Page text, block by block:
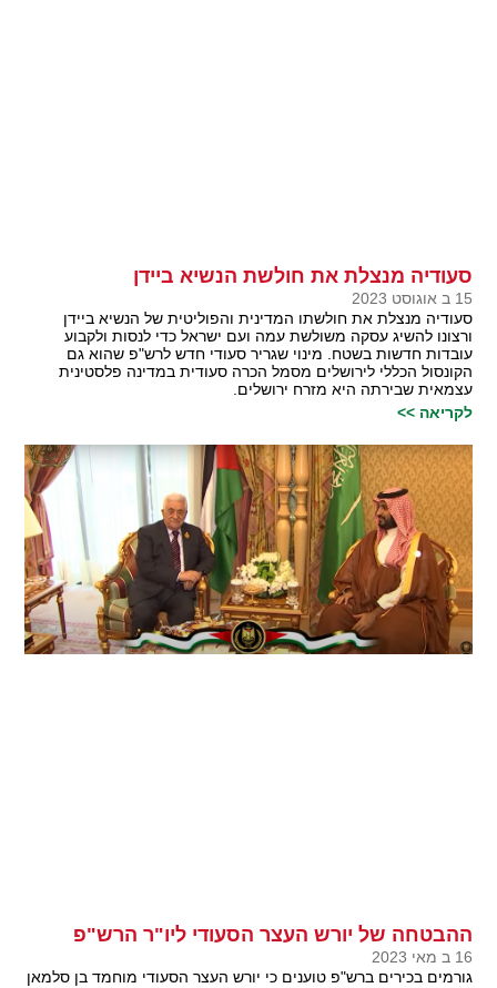
סעודיה מנצלת את חולשת הנשיא ביידן
15 ב אוגוסט 2023
סעודיה מנצלת את חולשתו המדינית והפוליטית של הנשיא ביידן
ורצונו להשיג עסקה משולשת עמה ועם ישראל כדי לנסות ולקבוע
עובדות חדשות בשטח. מינוי שגריר סעודי חדש לרש"פ שהוא גם
הקונסול הכללי לירושלים מסמל הכרה סעודית במדינה פלסטינית
עצמאית שבירתה היא מזרח ירושלים.
לקריאה >>
ההבטחה של יורש העצר הסעודי ליו"ר הרש"פ
16 ב מאי 2023
גורמים בכירים ברש"פ טוענים כי יורש העצר הסעודי מוחמד בן סלמאן